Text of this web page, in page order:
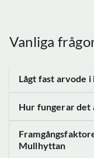
Vanliga
Lågt fast arvode i
Hur fungerar det
Mullhyttan